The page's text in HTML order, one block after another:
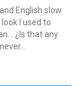
English slow
I used to
¿Is that any